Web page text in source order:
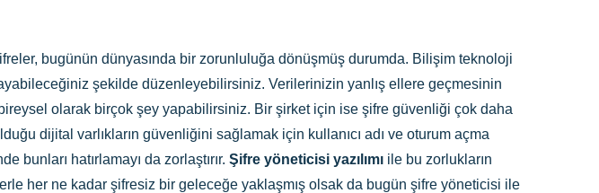
bugünün dünyasında bir zorunluluğa dönüşmüş durumda. Bilişim teknoloji
şekilde düzenleyebilirsiniz. Verilerinizin yanlış ellere geçmesinin
olarak birçok şey yapabilirsiniz. Bir şirket için ise şifre güvenliği çok daha
dijital varlıkların güvenliğini sağlamak için kullanıcı adı ve oturum açma
bunları hatırlamayı da zorlaştırır. Şifre yöneticisi yazılımı ile bu zorlukların
her ne kadar şifresiz bir geleceğe yaklaşmış olsak da bugün şifre yöneticisi ile